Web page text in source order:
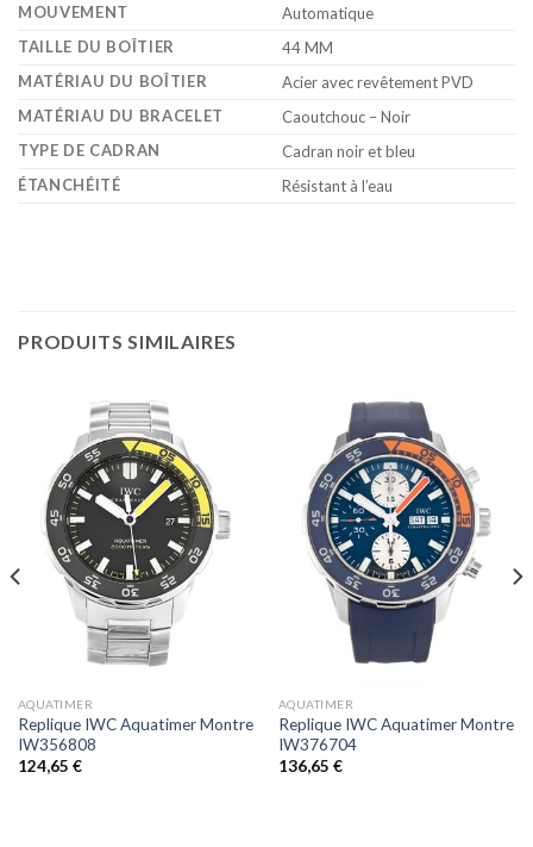
MOUVEMENT
Automatique
TAILLE DU BOÎTIER
44 MM
MATÉRIAU DU BOÎTIER
Acier avec revêtement PVD
MATÉRIAU DU BRACELET
Caoutchouc – Noir
TYPE DE CADRAN
Cadran noir et bleu
ÉTANCHÉITÉ
Résistant à l’eau
PRODUITS SIMILAIRES
AQUATIMER
Replique IWC Aquatimer Montre
IW356808
124,65 €
AQUATIMER
Replique IWC Aquatimer Montre
IW376704
136,65 €